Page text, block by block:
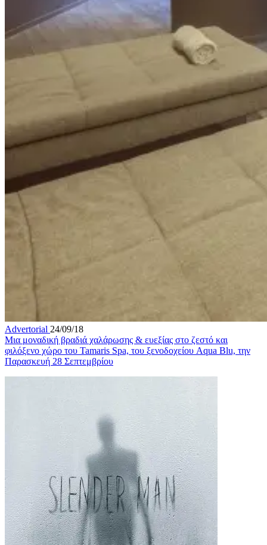
Advertorial 24/09/18
Μια μοναδική βραδιά χαλάρωσης & ευεξίας στο ζεστό και
φιλόξενο χώρο του Tamaris Spa, του ξενοδοχείου Aqua Blu, την
Παρασκευή 28 Σεπτεμβρίου